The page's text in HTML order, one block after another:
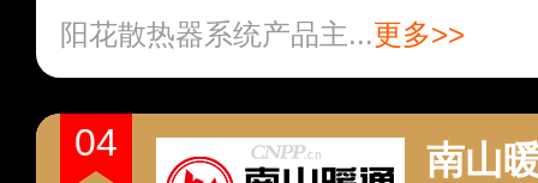
阳花散热器系统产品主...更多>>
04 南山